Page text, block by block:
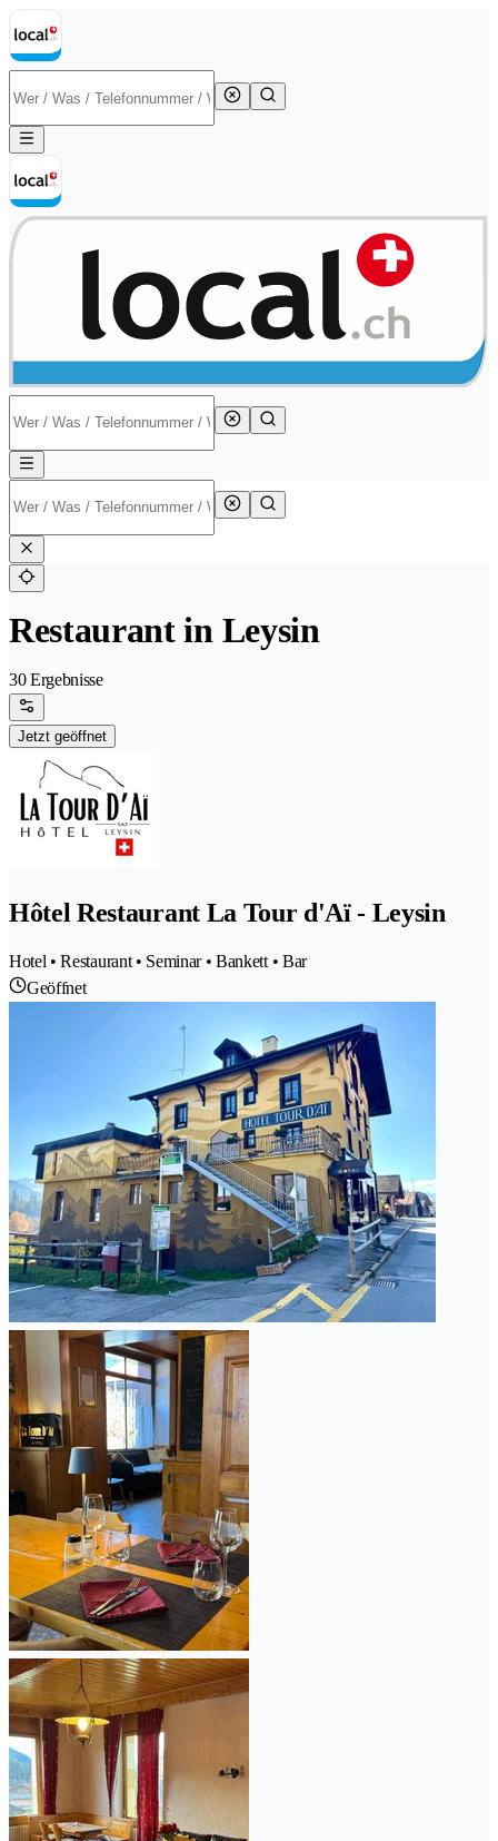
Restaurant in Leysin
30 Ergebnisse
Jetzt geöffnet
Hôtel Restaurant La Tour d'Aï - Leysin
Hotel • Restaurant • Seminar • Bankett • Bar
Geöffnet